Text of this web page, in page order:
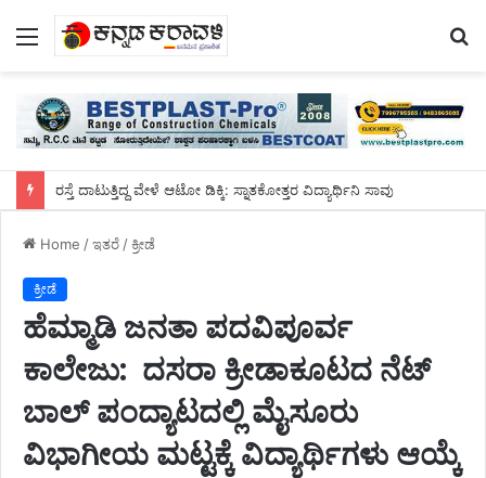
Menu
ರಸ್ತೆ ದಾಟುತ್ತಿದ್ದ ವೇಳೆ ಆಟೋ ಡಿಕ್ಕಿ: ಸ್ನಾತಕೋತ್ತರ ವಿದ್ಯಾರ್ಥಿನಿ ಸಾವು
Home /ಇತರೆ/ಕ್ರೀಡೆ
ಕ್ರೀಡೆ
ಹೆಮ್ಮಾಡಿ ಜನತಾ ಪದವಿಪೂರ್ವ
ಕಾಲೇಜು: ದಸರಾ ಕ್ರೀಡಾಕೂಟದ ನೆಟ್
ಬಾಲ್ ಪಂದ್ಯಾಟದಲ್ಲಿ ಮೈಸೂರು
ವಿಭಾಗೀಯ ಮಟ್ಟಕ್ಕೆ ವಿದ್ಯಾರ್ಥಿಗಳು ಆಯ್ಕೆ